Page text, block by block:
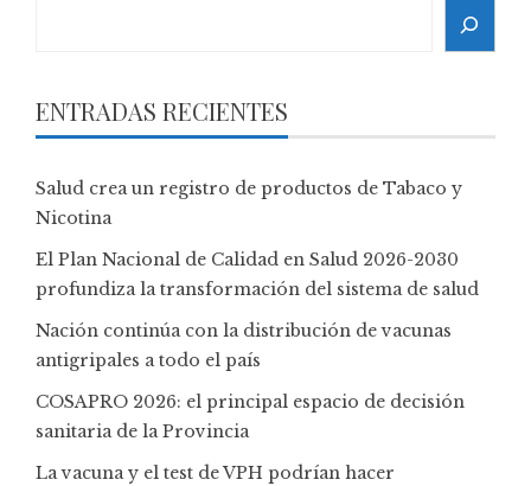
ENTRADAS RECIENTES
Salud crea un registro de productos de Tabaco y
Nicotina
El Plan Nacional de Calidad en Salud 2026-2030
profundiza la transformación del sistema de salud
Nación continúa con la distribución de vacunas
antigripales a todo el país
COSAPRO 2026: el principal espacio de decisión
sanitaria de la Provincia
La vacuna y el test de VPH podrían hacer